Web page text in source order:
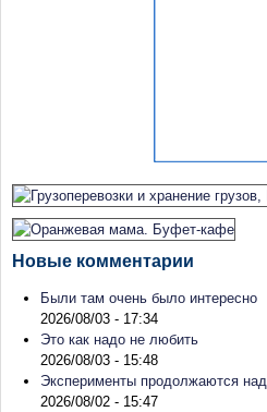
Новые комментарии
Были там очень было интересно
2026/08/03 - 17:34
Это как надо не любить
2026/08/03 - 15:48
Эксперименты продолжаются над
2026/08/02 - 15:47